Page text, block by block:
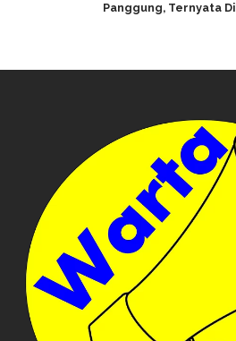
Panggung, Ternyata